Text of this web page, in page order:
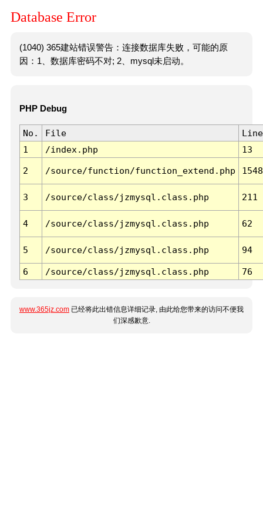
Database Error
(1040) 365建站错误警告：连接数据库失败，可能的原
因：1、数据库密码不对; 2、mysql未启动。
PHP Debug
No. File
Line
1
/index.php 13
2 /source/function/function_extend.php 1548
3 /source/class/jzmysql.class.php 211
4 /source/class/jzmysql.class.php 62
5 /source/class/jzmysql.class.php 94
6 /source/class/jzmysql.class.php 76
www.365jz.com 已经将此出错信息详细记录, 由此给您带来的访问不便我
们深感歉意.